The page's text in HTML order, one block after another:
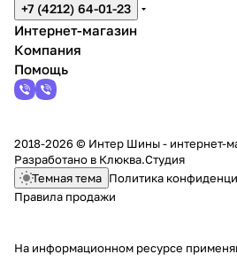
+7 (4212) 64-01-23
Интернет-магазин
Компания
Помощь
2018-2026 © Интер Шины - интернет-
Разработано в Клюква.Студия
Темная тема Политика
Правила продажи
На информационном ресурсе